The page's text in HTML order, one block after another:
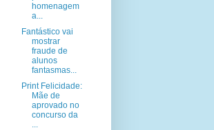
homenagem
a...
Fantástico vai
mostrar
fraude de
alunos
fantasmas...
Print Felicidade:
Mãe de
aprovado no
concurso da
...